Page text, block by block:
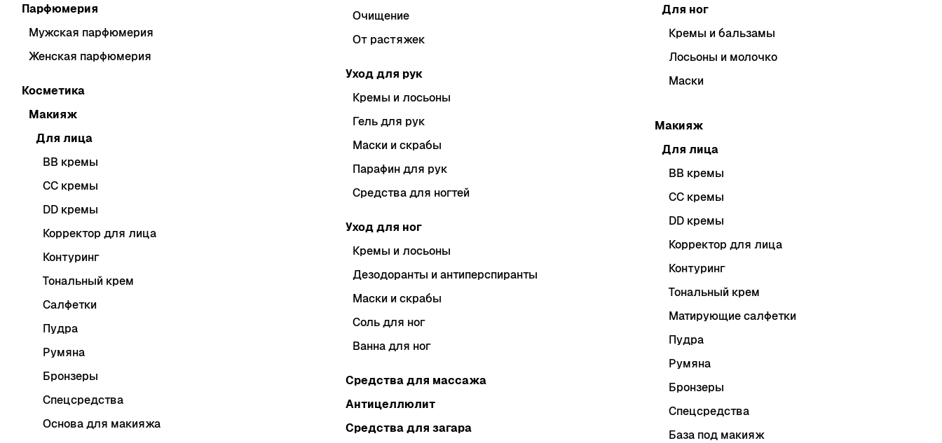
Парфюмерия
Мужская парфюмерия
Женская парфюмерия
Косметика
Макияж
Для лица
BB кремы
CC кремы
DD кремы
Корректор для лица
Контуринг
Тональный крем
Салфетки
Пудра
Румяна
Бронзеры
Спецсредства
Основа для макияжа
Очищение
От растяжек
Уход для рук
Кремы и лосьоны
Гель для рук
Маски и скрабы
Парафин для рук
Средства для ногтей
Уход для ног
Кремы и лосьоны
Дезодоранты и антиперспиранты
Маски и скрабы
Соль для ног
Ванна для ног
Средства для массажа
Антицеллюлит
Средства для загара
Для ног
Кремы и бальзамы
Лосьоны и молочко
Маски
Макияж
Для лица
BB кремы
CC кремы
DD кремы
Корректор для лица
Контуринг
Тональный крем
Матирующие салфетки
Пудра
Румяна
Бронзеры
Спецсредства
База под макияж